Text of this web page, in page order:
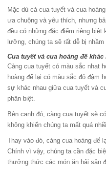
Mặc dù cả cua tuyết và cua
ưa chuộng và yêu thích, nhưng
đều có những đặc điểm riêng biệt
lưỡng, chúng ta sẽ rất dễ bị nhầm
Cua tuyết và cua hoàng đế khác
Càng cua tuyết có màu sắc nhạt
hoàng đế lại có màu sắc đỏ đậm
sự khác nhau giữa cua tuyết và
phân biệt.
Bên cạnh đó, càng cua tuyết sẽ
không khiến chúng ta mất quá
Thay vào đó, càng cua hoàng đế
Chính vì vậy, chúng ta cần đặc
thưởng thức các món ăn hải sản